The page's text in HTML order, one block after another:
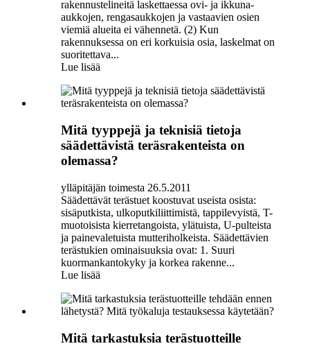
rakennustelineitä laskettaessa ovi- ja ikkuna-
aukkojen, rengasaukkojen ja vastaavien osien
viemiä alueita ei vähennetä. (2) Kun
rakennuksessa on eri korkuisia osia, laskelmat on
suoritettava...
Lue lisää
Mitä tyyppejä ja teknisiä tietoja
säädettävistä teräsrakenteista on
olemassa?
ylläpitäjän toimesta 26.5.2011
Säädettävät terästuet koostuvat useista osista:
sisäputkista, ulkoputkiliittimistä, tappilevyistä, T-
muotoisista kierretangoista, ylätuista, U-pulteista
ja painevaletuista mutteriholkeista. Säädettävien
terästukien ominaisuuksia ovat: 1. Suuri
kuormankantokyky ja korkea rakenne...
Lue lisää
Mitä tarkastuksia terästuotteille